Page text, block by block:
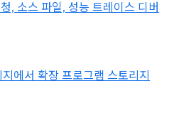
, 소스 파일, 성능 트레이스 디버
에서 확장 프로그램 스토리지